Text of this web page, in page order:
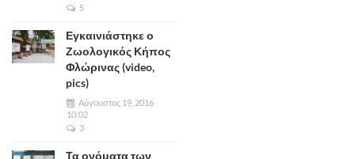
5
Εγκαινιάστηκε ο
Ζωολογικός Κήπος
Φλώρινας (video,
pics)
Αύγουστος 19, 2016
10:02
3
Τα ονόματα των